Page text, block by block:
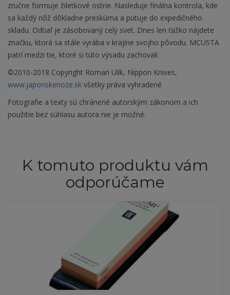
zručne formuje žiletkové ostrie. Nasleduje finálna kontrola, kde
sa každý nôž dôkladne preskúma a putuje do expedičného
skladu. Odtiaľ je zásobovaný celý svet. Dnes len ťažko nájdete
značku, ktorá sa stále vyrába v krajine svojho pôvodu. MCUSTA
patrí medzi tie, ktoré si túto výsadu zachovali.
©2010-2018 Copyright Roman Ulík, Nippon Knives,
www.japonskenoze.sk všetky práva vyhradené
Fotografie a texty sú chránené autorským zákonom a ich
použitie bez súhlasu autora nie je možné.
K tomuto produktu vám
odporúčame